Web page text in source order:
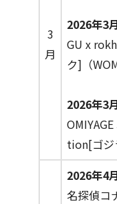
3
月
2026年3
GU x
ク]（
2026年3
tion[ゴジ
2026年4
名探偵コ